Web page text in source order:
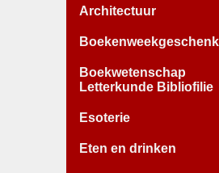
Architectuur
Boekwetenschap
Letterkunde Bibliofilie
Esoterie
Eten en drinken